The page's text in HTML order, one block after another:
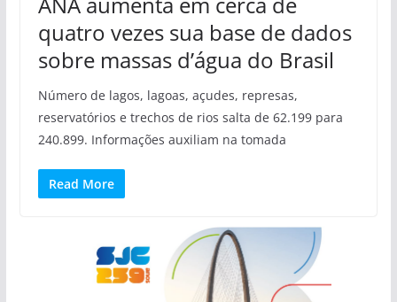
quatro vezes sua base de dados
sobre massas d’água do Brasil
Número de lagos, lagoas, açudes, represas,
reservatórios e trechos de rios salta de 62.199 para
240.899. Informações auxiliam na tomada
Read More